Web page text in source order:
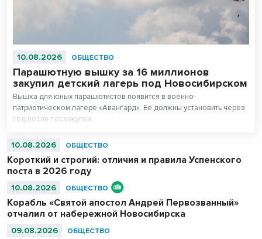
10.08.2026 ОБЩЕСТВО
Парашютную вышку за 16 миллионов
закупил детский лагерь под Новосибирском
Вышка для юных парашютистов появится в военно-
патриотическом лагере «Авангард». Ее должны установить через
год после госзакупки.
10.08.2026 ОБЩЕСТВО
Короткий и строгий: отличия и правила Успенского
поста в 2026 году
10.08.2026 ОБЩЕСТВО
Корабль «Святой апостол Андрей Первозванный»
отчалил от набережной Новосибирска
09.08.2026 ОБЩЕСТВО